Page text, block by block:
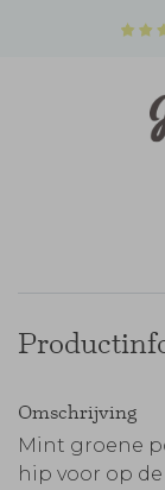
Omschrijving
Mint groene
hip voor op